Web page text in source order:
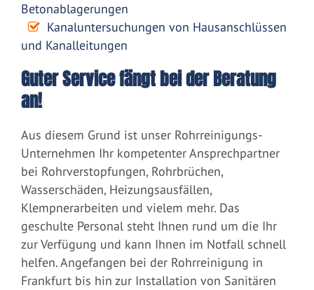
Betonablagerungen
Kanaluntersuchungen von Hausanschlüssen
und Kanalleitungen
Guter Service fängt bei der Beratung
an!
Aus diesem Grund ist unser Rohrreinigungs-
Unternehmen Ihr kompetenter Ansprechpartner
bei Rohrverstopfungen, Rohrbrüchen,
Wasserschäden, Heizungsausfällen,
Klempnerarbeiten und vielem mehr. Das
geschulte Personal steht Ihnen rund um die Ihr
zur Verfügung und kann Ihnen im Notfall schnell
helfen. Angefangen bei der Rohrreinigung in
Frankfurt bis hin zur Installation von Sanitären